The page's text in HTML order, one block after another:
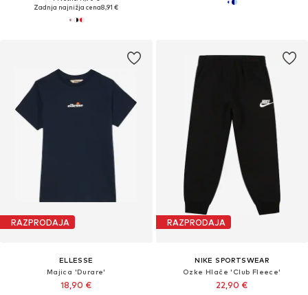
Zadnja najnižja cena8,91 €
RAZPRODAJA
ELLESSE
Majica 'Durare'
18,90 €
RAZPRODAJA
NIKE SPORTSWEAR
Ozke Hlače 'Club Fleece'
22,90 €